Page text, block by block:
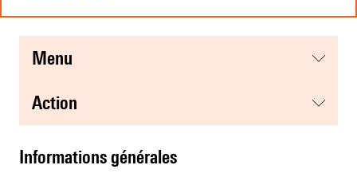
menu
action
informations générales